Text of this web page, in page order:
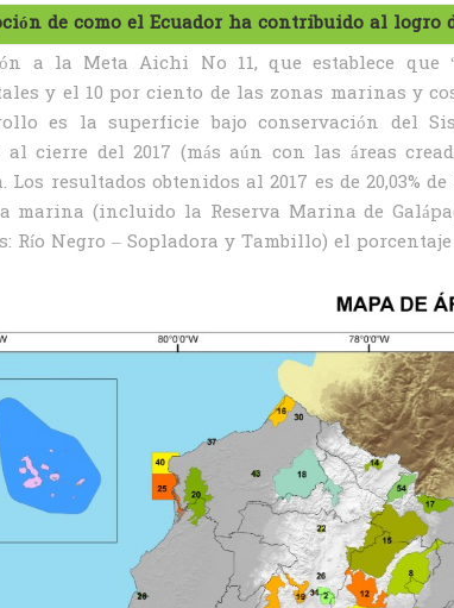
de como el Ecuador ha contribuido al logro
a la Meta Aichi No 11, que establece que
y el 10 por ciento de las zonas marinas y
es la superficie bajo conservación del
al cierre del 2017 (más aún con las áreas
Los resultados obtenidos al 2017 es de 20,03%
marina (incluido la Reserva Marina de
Río Negro – Sopladora y Tambillo) el